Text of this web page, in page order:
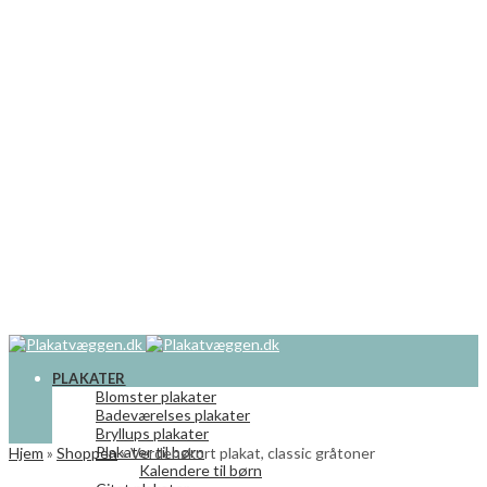
PLAKATER
Blomster plakater
Badeværelses plakater
Bryllups plakater
Plakater til børn
Kalendere til børn
Hjem » Shoppen»Verdenskort plakat, classic gråtoner